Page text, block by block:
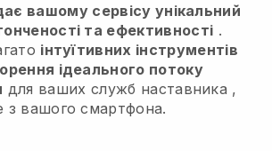
вашому сервісу унікальний
та ефективності .
інтуїтивних інструментів
ідеального потоку
для ваших служб наставника ,
з вашого смартфона.